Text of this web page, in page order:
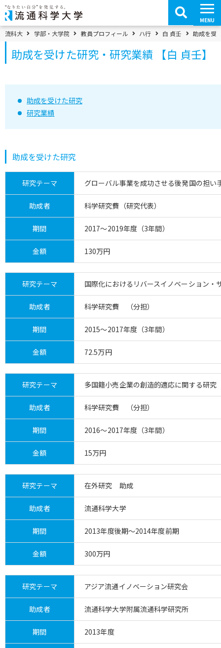
コ
ン
テ
ン
ツ
へ
移
MENU
パンくずメニュー
流科大 学部・大学院 教員プロフィール ハ行 白 貞壬 助成を受
助成を受けた研究・研究業績 【白 貞壬】
助成を受けた研究
研究業績
助成を受けた研究
研究テーマ グローバル事業を成功させる後発国の担い
助成者 科学研究費（研究代表）
期間 2017～2019年度（3年間）
金額 130万円
研究テーマ 国際化におけるリバースイノベーション
助成者 科学研究費 （分担）
期間 2015～2017年度（3年間）
金額 72.5万円
研究テーマ 多国籍小売企業の創造的適応に関する研究
助成者 科学研究費 （分担）
期間 2016～2017年度（3年間）
金額 15万円
研究テーマ 在外研究 助成
助成者 流通科学大学
期間 2013年度後期～2014年度前期
金額 300万円
研究テーマ アジア流通イノベーション研究会
助成者 流通科学大学附属流通科学研究所
期間 2013年度